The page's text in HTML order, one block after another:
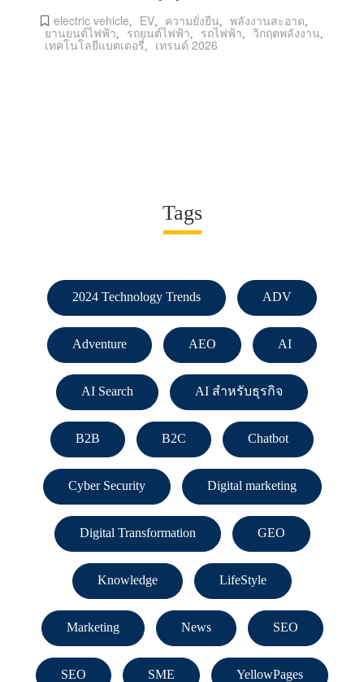
ไม่ใช่เพียงเพราะม
electric vehicle EV ความยั่งยืน พลังงานสะอาด
ยานยนต์ไฟฟ้า รถยนต์ไฟฟ้า รถไฟฟ้า วิกฤตพลังงาน
เทคโนโลยีแบตเตอรี่ เทรนด์ 2026
Tags
2024 Technology Trends ADV
Adventure AEO AI
AI Search AI สำหรับธุรกิจ
B2B B2C Chatbot
Cyber Security Digital marketing
Digital Transformation GEO
Knowledge LifeStyle
Marketing News SEO
SEO SME YellowPages